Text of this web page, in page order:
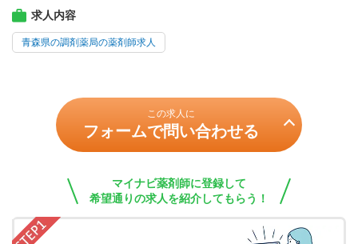
求人内容
青森県の調剤薬局の薬剤師求人
この求人に
フォームで問い合わせる
マイナビ薬剤師に登録して
希望通りの求人を紹介してもらう！